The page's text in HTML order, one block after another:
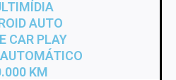
AUTO
CAR PLAY
KM